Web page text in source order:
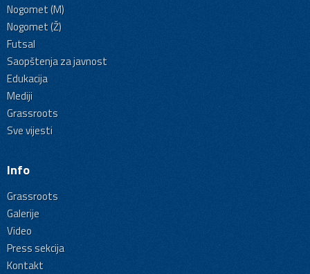
Nogomet (M)
Nogomet (Ž)
Futsal
Saopštenja za javnost
Edukacija
Mediji
Grassroots
Sve vijesti
Info
Grassroots
Galerije
Video
Press sekcija
Kontakt